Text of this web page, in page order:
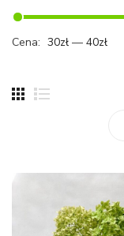
Cena: 30zł — 40zł